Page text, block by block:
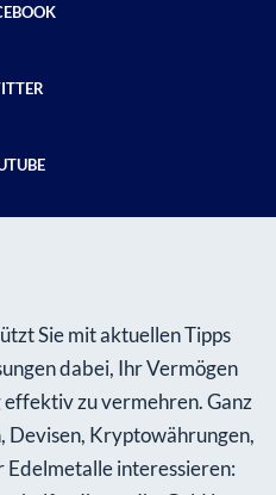
Sie mit aktuellen Tipps
dabei, Ihr Vermögen
zu vermehren. Ganz
Devisen, Kryptowährungen,
interessieren: